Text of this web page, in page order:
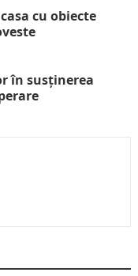
cu obiecte
în susținerea